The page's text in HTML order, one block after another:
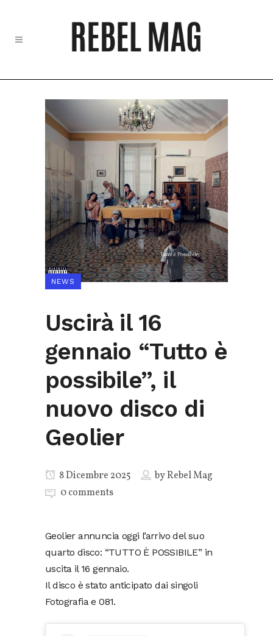
NEWS
Uscirà il 16
gennaio “Tutto è
possibile”, il
nuovo disco di
Geolier
8 Dicembre 2025 byRebel Mag
0 comments
Geolier annuncia oggi l’arrivo del suo
quarto disco: “TUTTO È POSSIBILE” in
uscita il 16 gennaio.
Il disco è stato anticipato dai singoli
Fotografia e 081.